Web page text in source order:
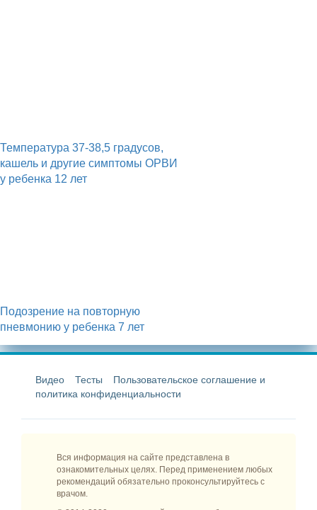
Температура 37-38,5 градусов,
кашель и другие симптомы ОРВИ
у ребенка 12 лет
Подозрение на повторную
пневмонию у ребенка 7 лет
Видео Тесты
Пользовательское соглашение и
политика конфиденциальности
Вся информация на сайте представлена в
ознакомительных целях. Перед применением любых
рекомендаций обязательно проконсультируйтесь с
врачом.